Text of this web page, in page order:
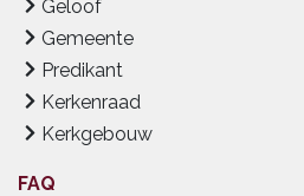
Geloof
Gemeente
Predikant
Kerkenraad
Kerkgebouw
FAQ